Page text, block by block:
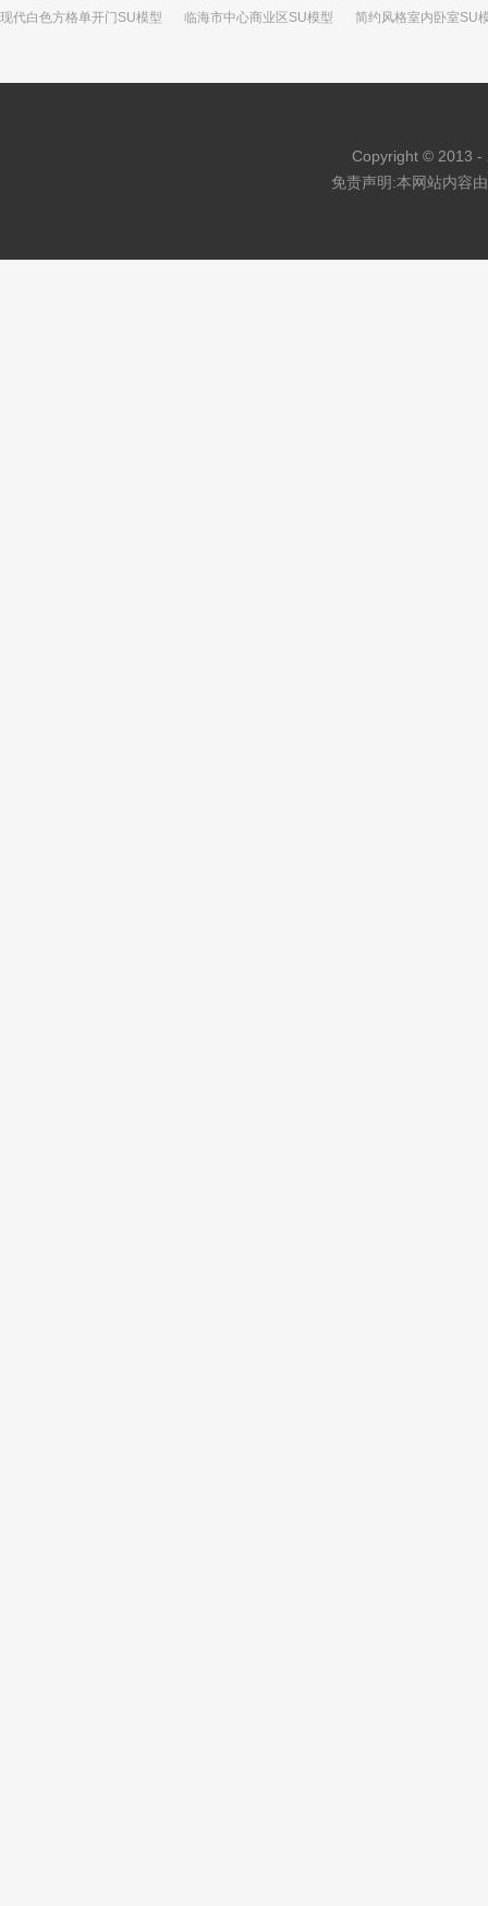
现代白色方格单开门SU模型 临海市中心商业区SU模型 简约风格室内卧室SU
创意铁艺栏杆大门SU模型
Copyright © 2013 -
免责声明:本网站内容